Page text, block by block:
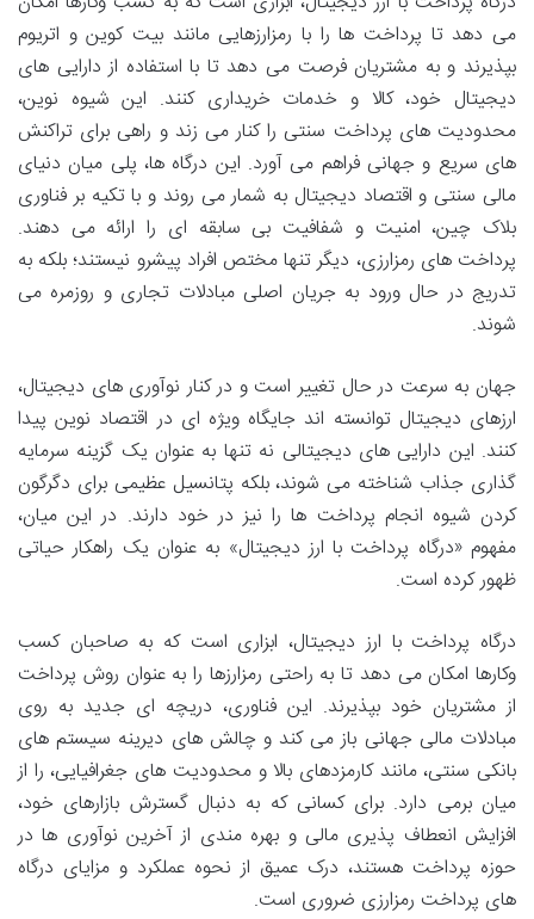
می دهد تا پرداخت ها را با رمزارزهایی مانند بیت کوین و اتریوم
بپذیرند و به مشتریان فرصت می دهد تا با استفاده از دارایی های
دیجیتال خود، کالا و خدمات خریداری کنند. این شیوه نوین،
محدودیت های پرداخت سنتی را کنار می زند و راهی برای تراکنش
های سریع و جهانی فراهم می آورد. این درگاه ها، پلی میان دنیای
مالی سنتی و اقتصاد دیجیتال به شمار می روند و با تکیه بر فناوری
بلاک چین، امنیت و شفافیت بی سابقه ای را ارائه می دهند.
پرداخت های رمزارزی، دیگر تنها مختص افراد پیشرو نیستند؛ بلکه به
تدریج در حال ورود به جریان اصلی مبادلات تجاری و روزمره می
شوند.
جهان به سرعت در حال تغییر است و در کنار نوآوری های دیجیتال،
ارزهای دیجیتال توانسته اند جایگاه ویژه ای در اقتصاد نوین پیدا
کنند. این دارایی های دیجیتالی نه تنها به عنوان یک گزینه سرمایه
گذاری جذاب شناخته می شوند، بلکه پتانسیل عظیمی برای دگرگون
کردن شیوه انجام پرداخت ها را نیز در خود دارند. در این میان،
مفهوم «درگاه پرداخت با ارز دیجیتال» به عنوان یک راهکار حیاتی
ظهور کرده است.
درگاه پرداخت با ارز دیجیتال، ابزاری است که به صاحبان کسب
وکارها امکان می دهد تا به راحتی رمزارزها را به عنوان روش پرداخت
از مشتریان خود بپذیرند. این فناوری، دریچه ای جدید به روی
مبادلات مالی جهانی باز می کند و چالش های دیرینه سیستم های
بانکی سنتی، مانند کارمزدهای بالا و محدودیت های جغرافیایی، را از
میان برمی دارد. برای کسانی که به دنبال گسترش بازارهای خود،
افزایش انعطاف پذیری مالی و بهره مندی از آخرین نوآوری ها در
حوزه پرداخت هستند، درک عمیق از نحوه عملکرد و مزایای درگاه
های پرداخت رمزارزی ضروری است.